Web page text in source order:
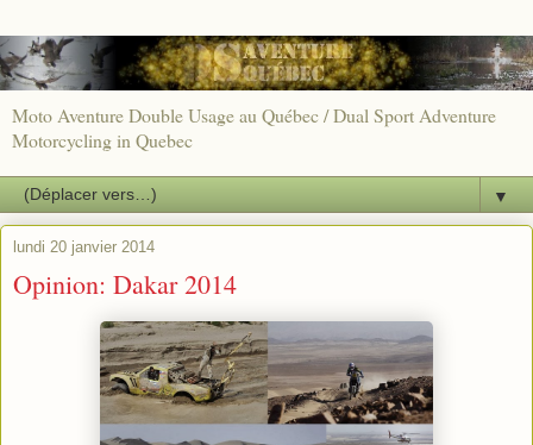
Moto Aventure Double Usage au Québec / Dual Sport Adventure
Motorcycling in Quebec
▼
lundi 20 janvier 2014
Opinion: Dakar 2014